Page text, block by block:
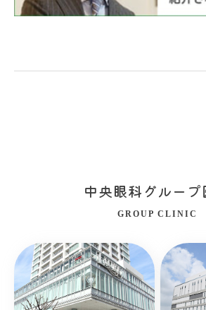
中央眼科グループ
GROUP CLINIC